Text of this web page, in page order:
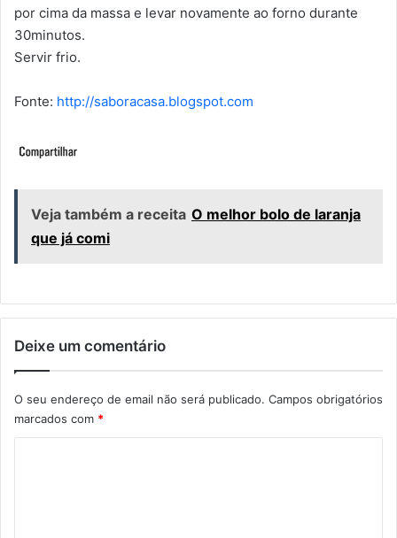
por cima da massa e levar novamente ao forno durante
30minutos.
Servir frio.
Fonte: http://saboracasa.blogspot.com
Veja também a receita O melhor bolo de laranja
que já comi
Deixe um comentário
O seu endereço de email não será publicado. Campos obrigatórios
marcados com *